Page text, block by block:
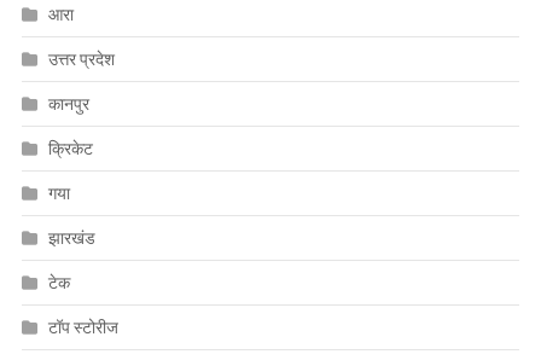
आरा
उत्तर प्रदेश
कानपुर
क्रिकेट
गया
झारखंड
टेक
टॉप स्टोरीज